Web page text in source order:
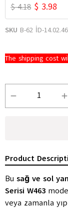
$ 4.18 $ 3.98
SKU B-62 İD-
The shipping cost
Product
Bu sağ ve sol
Serisi W463
veya zamanla